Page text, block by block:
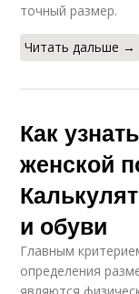
точный размер.
Читать дальше →
Как
женской
и обуви
Главным
определения